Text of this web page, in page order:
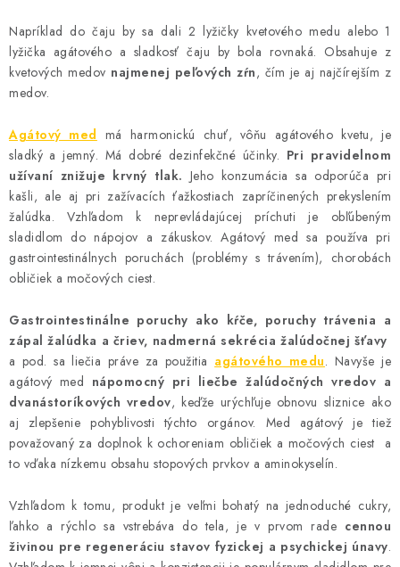
Fotogaléria
Obchodné podmienky
Ochrana osobných údajov
Vrátenie tovaru, výmena a reklamácie
Napríklad do čaju by sa dali 2 lyžičky kvetového medu alebo 1
lyžička agátového a sladkosť čaju by bola rovnaká. Obsahuje z
kvetových medov najmenej peľových zŕn, čím je aj najčírejším z
medov.
Agátový med má harmonickú chuť, vôňu agátového kvetu, je
sladký a jemný. Má dobré dezinfekčné účinky. Pri pravidelnom
užívaní znižuje krvný tlak. Jeho konzumácia sa odporúča pri
kašli, ale aj pri zažívacích ťažkostiach zapríčinených prekyslením
žalúdka. Vzhľadom k neprevládajúcej príchuti je obľúbeným
sladidlom do nápojov a zákuskov. Agátový med sa používa pri
gastrointestinálnych poruchách (problémy s trávením), chorobách
obličiek a močových ciest.
Gastrointestinálne poruchy ako kŕče, poruchy trávenia a
zápal žalúdka a čriev, nadmerná sekrécia žalúdočnej šťavy
a pod. sa liečia práve za použitia agátového medu. Navyše je
agátový med nápomocný pri liečbe žalúdočných vredov a
dvanástoríkových vredov, keďže urýchľuje obnovu sliznice ako
aj zlepšenie pohyblivosti týchto orgánov. Med agátový je tiež
považovaný za doplnok k ochoreniam obličiek a močových ciest a
to vďaka nízkemu obsahu stopových prvkov a aminokyselín.
Vzhľadom k tomu, produkt je veľmi bohatý na jednoduché cukry,
ľahko a rýchlo sa vstrebáva do tela, je v prvom rade cennou
živinou pre regeneráciu stavov fyzickej a psychickej únavy.